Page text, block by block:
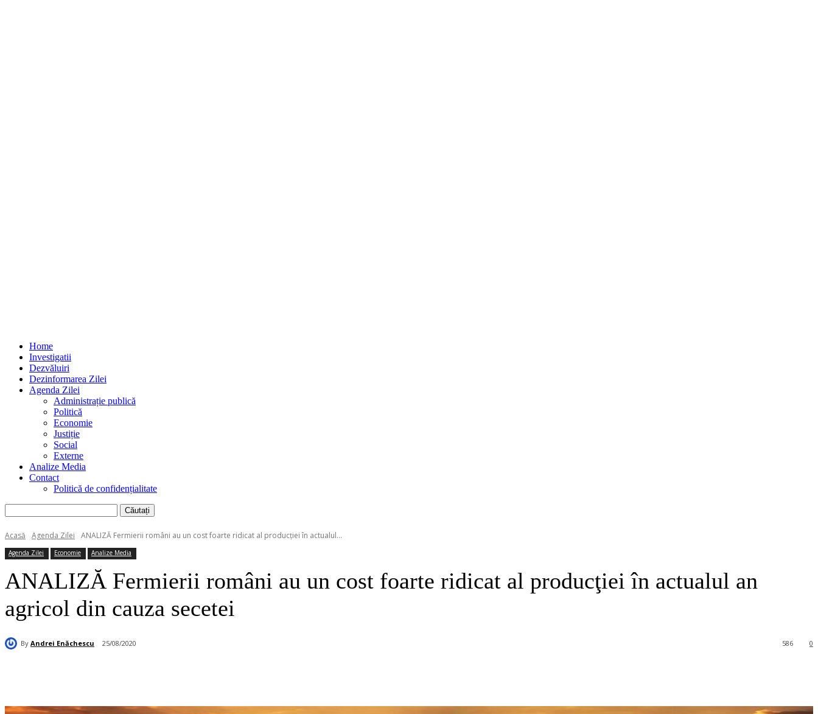
Home
Investigatii
Dezvăluiri
Dezinformarea Zilei
Agenda Zilei
Administrație publică
Politică
Economie
Justiție
Social
Externe
Analize Media
Contact
Politică de confidențialitate
Acasă Agenda Zilei ANALIZĂ Fermierii români au un cost foarte ridicat al producţiei în actualul...
Agenda Zilei Economie Analize Media
ANALIZĂ Fermierii români au un cost foarte ridicat al producţiei în actualul an
agricol din cauza secetei
By Andrei Enăchescu 25/08/2020 0
586